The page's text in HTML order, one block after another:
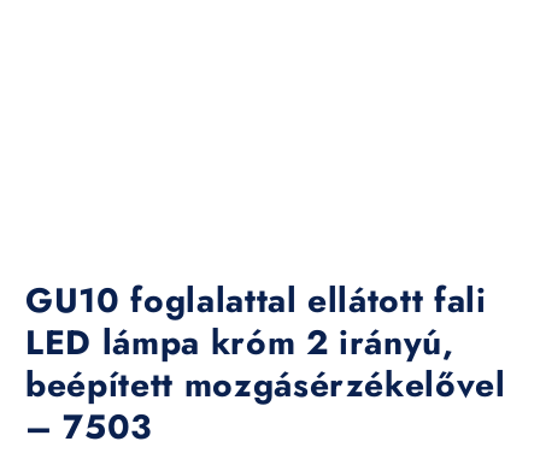
GU10 foglalattal ellátott fali
LED lámpa króm 2 irányú,
beépített mozgásérzékelővel
– 7503